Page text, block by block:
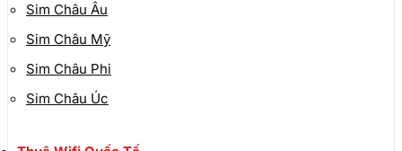
Sim Châu Âu
Sim Châu Mỹ
Sim Châu Phi
Sim Châu Úc